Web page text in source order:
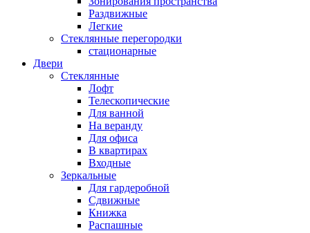
Раздвижные
Легкие
Стеклянные перегородки
стационарные
Двери
Стеклянные
Лофт
Телескопические
Для ванной
На веранду
Для офиса
В квартирах
Входные
Зеркальные
Для гардеробной
Сдвижные
Книжка
Распашные